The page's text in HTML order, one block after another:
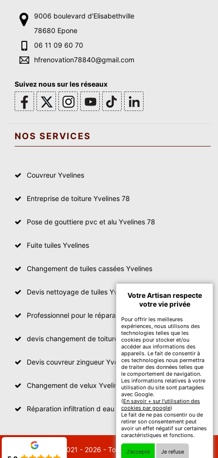
9006 boulevard d'Elisabethville
78680 Epone
06 11 09 60 70
hfrenovation78840@gmail.com
Suivez nous sur les réseaux
NOS SERVICES
Couvreur Yvelines
Entreprise de toiture Yvelines 78
Pose de gouttiere pvc et alu Yvelines 78
Fuite tuiles Yvelines
Changement de tuiles cassées Yvelines
Devis nettoyage de tuiles Yvelines
Professionnel pour le réparation de toit Yvelines
devis changement de toiture Yvelines
Devis couvreur zingueur Yvelines
Changement de velux Yvelines
Réparation infiltration d eau toiture Yvelines
© 2021 - 2026 - Tout droit réservé
Votre Artisan respecte
votre vie privée
Pour offrir les meilleures
expériences, nous utilisons des
technologies telles que les
cookies pour stocker et/ou
accéder aux informations des
appareils. Le fait de consentir à
ces technologies nous permettra
de traiter des données telles que
le comportement de navigation.
Les informations relatives à votre
utilisation du site sont partagées
avec Google.
(En savoir + sur l'utilisation des
cookies par google)
Le fait de ne pas consentir ou de
retirer son consentement peut
avoir un effet négatif sur certaines
caractéristiques et fonctions.
J'accepte Je refuse